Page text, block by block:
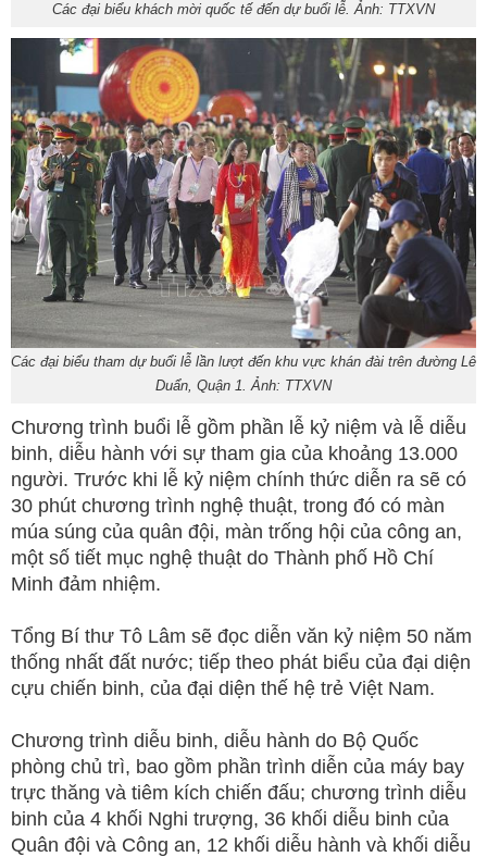
Các đại biểu khách mời quốc tế đến dự buổi lễ. Ảnh: TTXVN
Các đại biểu tham dự buổi lễ lần lượt đến khu vực khán đài trên đường Lê
Duẩn, Quận 1. Ảnh: TTXVN
Chương trình buổi lễ gồm phần lễ kỷ niệm và lễ diễu
binh, diễu hành với sự tham gia của khoảng 13.000
người. Trước khi lễ kỷ niệm chính thức diễn ra sẽ có
30 phút chương trình nghệ thuật, trong đó có màn
múa súng của quân đội, màn trống hội của công an,
một số tiết mục nghệ thuật do Thành phố Hồ Chí
Minh đảm nhiệm.
Tổng Bí thư Tô Lâm sẽ đọc diễn văn kỷ niệm 50 năm
thống nhất đất nước; tiếp theo phát biểu của đại diện
cựu chiến binh, của đại diện thế hệ trẻ Việt Nam.
Chương trình diễu binh, diễu hành do Bộ Quốc
phòng chủ trì, bao gồm phần trình diễn của máy bay
trực thăng và tiêm kích chiến đấu; chương trình diễu
binh của 4 khối Nghi trượng, 36 khối diễu binh của
Quân đội và Công an, 12 khối diễu hành và khối diễu